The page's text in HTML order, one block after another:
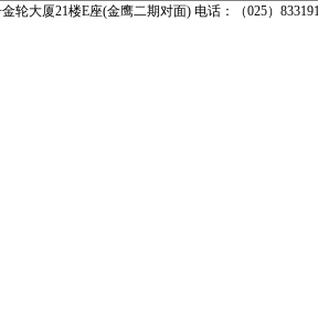
轮大厦21楼E座(金鹰二期对面) 电话：（025）